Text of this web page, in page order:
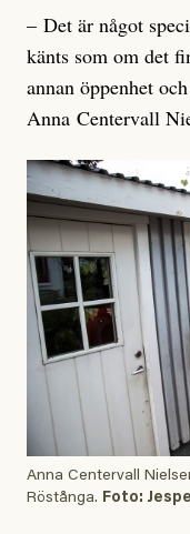
– Det är något
känts som om det
annan öppenhet
Anna Centervall
Anna Centervall
Röstånga. Foto: